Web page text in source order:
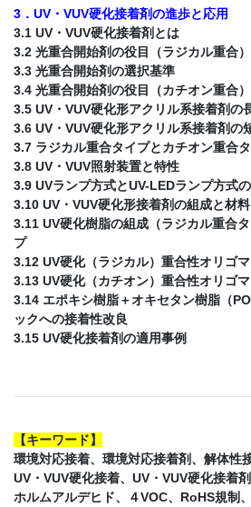
3．UV・VUV硬化接着剤の進歩と応用
3.1 UV・VUV硬化接着剤とは
3.2 光重合開始剤の役目（ラジカル重合）
3.3 光重合開始剤の選択基準
3.4 光重合開始剤の役目（カチオン重合）
3.5 UV・VUV硬化形アクリル系接着剤の
3.6 UV・VUV硬化形アクリル系接着剤の
3.7 ラジカル重合タイプとカチオン重合
3.8 UV・VUV照射装置と特性
3.9 UVランプ方式とUV-LEDランプ方式
3.10 UV・VUV硬化形接着剤の組成と材料
3.11 UV硬化樹脂の組成（ラジカル重合
プ
3.12 UV硬化（ラジカル）重合性オリゴ
3.13 UV硬化（カチオン）重合性オリゴ
3.14 エポキシ樹脂＋オキセタン樹脂（
ックへの接着性改良
3.15 UV硬化接着剤の適用事例
【キーワード】
環境対応接着、環境対応接着剤、解体性
UV・VUV硬化接着、UV・VUV硬化接着
ホルムアルデヒド、４VOC、RoHS規制